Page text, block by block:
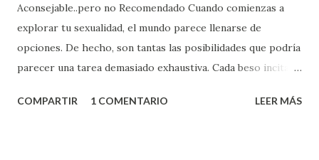
Aconsejable..pero no Recomendado Cuando comienzas a
explorar tu sexualidad, el mundo parece llenarse de
opciones. De hecho, son tantas las posibilidades que podría
parecer una tarea demasiado exhaustiva. Cada beso incita
partes de ti que jamás hubieras imaginado. El problema es
COMPARTIR 1 COMENTARIO LEER MÁS